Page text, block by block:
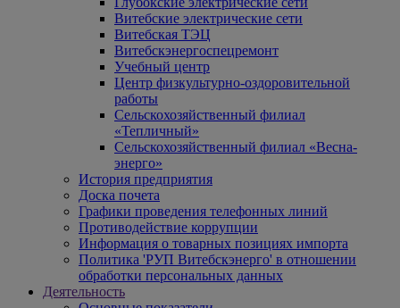
Витебские электрические сети
Витебская ТЭЦ
Витебскэнергоспецремонт
Учебный центр
Центр физкультурно-оздоровительной
работы
Сельскохозяйственный филиал
«Тепличный»
Сельскохозяйственный филиал «Весна-
энерго»
История предприятия
Доска почета
Графики проведения телефонных линий
Противодействие коррупции
Информация о товарных позициях импорта
Политика 'РУП Витебскэнерго' в отношении
обработки персональных данных
Деятельность